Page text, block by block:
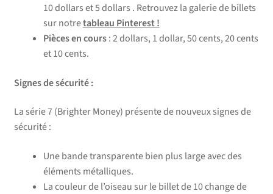
10 dollars et 5 dollars . Retrouvez la galerie de billets
sur notretableau Pinterest !
Pièces en cours: 2 dollars, 1 dollar, 50 cents, 20 cents
et 10 cents.
Signes de sécurité :
La série 7 (Brighter Money) présente de nouveux signes de
sécurité :
Une bande transparente bien plus large avec des
éléments métalliques.
La couleur de l’oiseau sur le billet de 10 change de